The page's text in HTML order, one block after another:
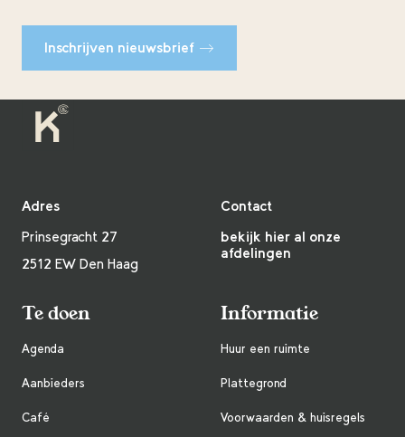
Inschrijven nieuwsbrief
Adres
Prinsegracht 27
2512 EW Den Haag
Contact
bekijk hier al onze
afdelingen
Te doen
Agenda
Aanbieders
Café
Informatie
Huur een ruimte
Plattegrond
Voorwaarden & huisregels